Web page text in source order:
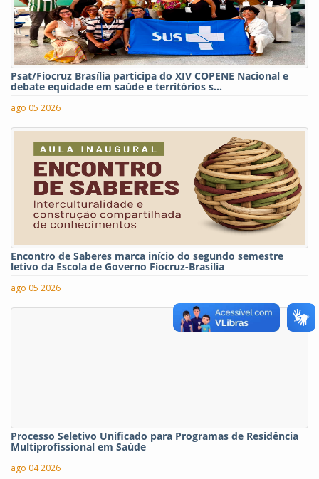
Psat/Fiocruz Brasília participa do XIV COPENE Nacional e
debate equidade em saúde e territórios s...
ago 05 2026
Encontro de Saberes marca início do segundo semestre
letivo da Escola de Governo Fiocruz-Brasília
ago 05 2026
Processo Seletivo Unificado para Programas de Residência
Multiprofissional em Saúde
ago 04 2026